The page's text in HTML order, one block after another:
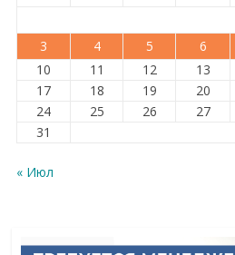
3
4 5 6
10
11 12 13
17
18 19 20
24
25 26 27
31
« Июл